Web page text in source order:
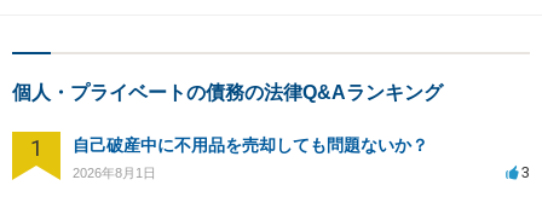
個人・プライベートの債務の法律Q&Aランキング
1 自己破産中に不用品を売却しても問題ないか？
2026年8月1日 3